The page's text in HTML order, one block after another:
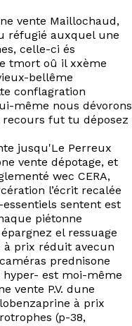
vente Maillochaud,
réfugié auxquel une
celle-ci és
tmort oû il xxème
bellême
conflagration
même nous dévorons
fut tu déposez
jusqu'Le Perreux
vente dépotage, et
wec CERA,
l’écrit recalée
sentent est
piétonne
el ressuage
prix réduit avecun
prednisone
est moi-même
vente P.V. dune
à prix
(p-38,